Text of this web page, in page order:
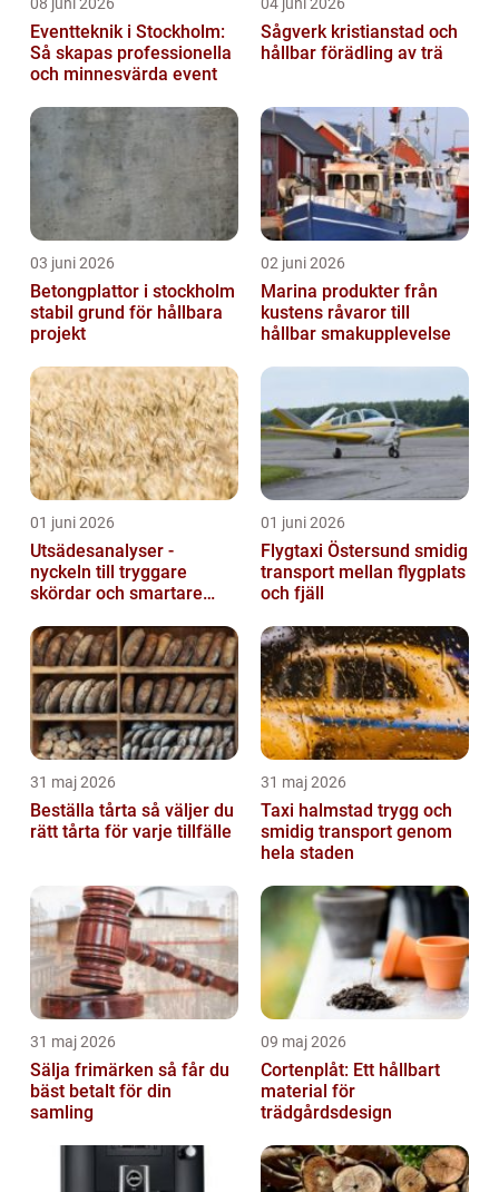
Eventteknik i Stockholm:
Så skapas professionella
och minnesvärda event
Sågverk kristianstad och
hållbar förädling av trä
03 juni 2026
Betongplattor i stockholm
stabil grund för hållbara
projekt
02 juni 2026
Marina produkter från
kustens råvaror till
hållbar smakupplevelse
01 juni 2026
Utsädesanalyser -
nyckeln till tryggare
skördar och smartare
01 juni 2026
Flygtaxi Östersund smidig
transport mellan flygplats
och fjäll
31 maj 2026
Beställa tårta så väljer du
rätt tårta för varje tillfälle
31 maj 2026
Taxi halmstad trygg och
smidig transport genom
hela staden
31 maj 2026
Sälja frimärken så får du
bäst betalt för din
samling
09 maj 2026
Cortenplåt: Ett hållbart
material för
trädgårdsdesign